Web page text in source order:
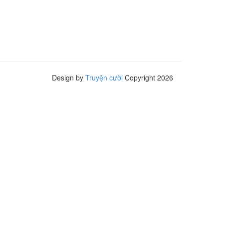
Design by Truyện cười Copyright 2026